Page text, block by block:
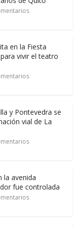
en la Fiesta
vivir el teatro
y Pontevedra se
vial de La
la avenida
fue controlada